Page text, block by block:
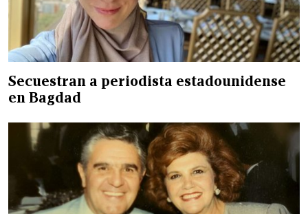
Secuestran a periodista estadounidense
en Bagdad